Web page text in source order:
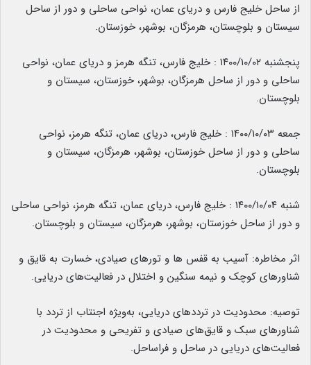
از ساحل خلیج فارس و دریای عمان، نواحی ساحلی و دور از ساحل
سیستان و بلوچستان، هرمزگان، بوشهر، خوزستان.
پنجشنبه ۱۴۰۰/۱۰/۰۲ : خلیج فارس، تنگه هرمز و دریای عمان، نواحی
ساحلی و دور از ساحل هرمزگان، بوشهر، خوزستان، سیستان و
بلوچستان.
جمعه ۱۴۰۰/۱۰/۰۳ : خلیج فارس، دریای عمان، تنگه هرمز، نواحی
ساحلی و دور از ساحل خوزستان، بوشهر، هرمزگان، سیستان و
بلوچستان.
شنبه ۱۴۰۰/۱۰/۰۴ : خلیج فارس، دریای عمان، تنگه هرمز، نواحی ساحلی
و دور از ساحل خوزستان، بوشهر، هرمزگان، سیستان و بلوچستان.
اثر مخاطره: آسیب به قفس ها و تورهای صیادی، خسارت به قایق و
شناورهای کوچک و نیمه سنگین و اختلال در فعالیت‌های دریایی.
توصیه: محدودیت در ترددهای دریایی، به‌ویژه اجنتاب از تردد با
شناورهای سبک و قایق‌های صیادی و تفریحی و محدودیت در
فعالیت‌های دریایی در ساحل و فراساحل.